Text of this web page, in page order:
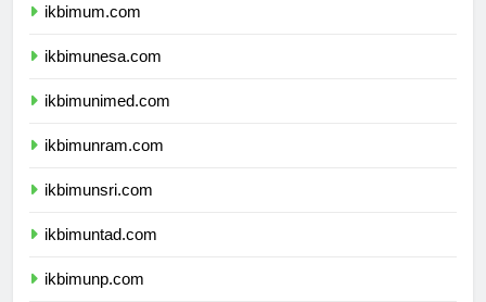
ikbimum.com
ikbimunesa.com
ikbimunimed.com
ikbimunram.com
ikbimunsri.com
ikbimuntad.com
ikbimunp.com